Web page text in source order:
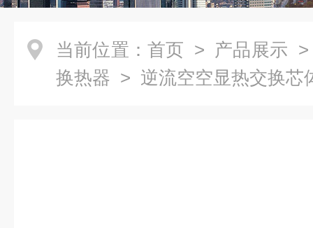
当前位置： 首页 > 产品展示
换热器 > 逆流空空显热交换芯